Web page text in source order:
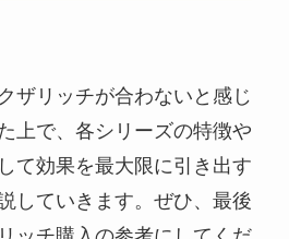
ザリッチが合わないと感じ
上で、各シリーズの特徴や
て効果を最大限に引き出す
していきます。ぜひ、最後